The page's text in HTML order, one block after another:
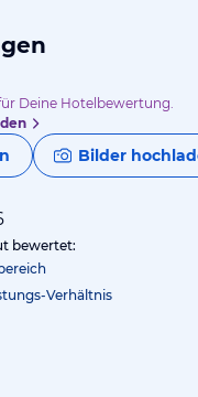
Deine Hotelbewertung.
Bilder
bewertet:
Verhältnis